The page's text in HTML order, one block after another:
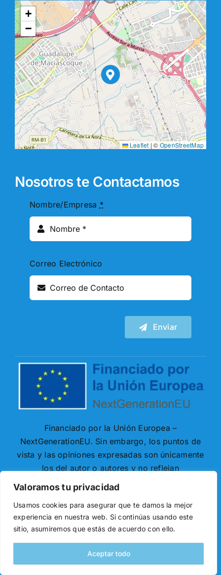
Valoramos tu privacidad
Usamos cookies para asegurar que te damos la mejor
experiencia en nuestra web. Si continúas usando este
sitio, asumiremos que estás de acuerdo con ello.
Aceptar todo
+
−
Leaflet |©OpenStreetMap
Nosotros te Contactamos
Nombre/Empresa *
Correo Electrónico
Enviar
Financiado por la Unión Europea –
NextGenerationEU. Sin embargo, los puntos de
vista y las opiniones expresadas son únicamente
los del autor o autores y no reflejan
necesariamente los de la Unión Europea o la
Comisión Europea. Ni la Unión Europea ni la
Comisión Europea pueden ser consideradas
responsables de las mismas.